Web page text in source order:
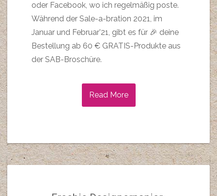
oder Facebook, wo ich regelmäßig poste.
Während der Sale-a-bration 2021, im
Januar und Februar’21, gibt es für 🎉 deine
Bestellung ab 60 € GRATIS-Produkte aus
der SAB-Broschüre.
Read More